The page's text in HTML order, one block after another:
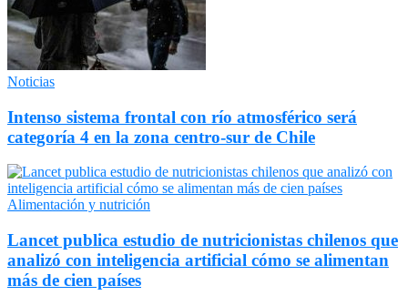
Noticias
Intenso sistema frontal con río atmosférico será
categoría 4 en la zona centro-sur de Chile
Alimentación y nutrición
Lancet publica estudio de nutricionistas chilenos que
analizó con inteligencia artificial cómo se alimentan
más de cien países